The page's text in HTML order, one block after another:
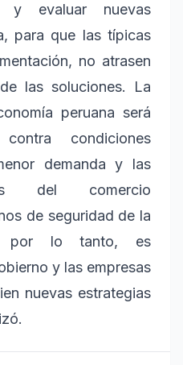
y evaluar nuevas
para que las típicas
no atrasen
las soluciones. La
peruana será
condiciones
demanda y las
del comercio
de seguridad de la
por lo tanto, es
y las empresas
nuevas estrategias